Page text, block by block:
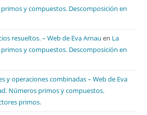
y compuestos. Descomposición en
resueltos. – Web de Eva Arnau en La
y compuestos. Descomposición en
y operaciones combinadas – Web de Eva
Números primos y compuestos.
primos.